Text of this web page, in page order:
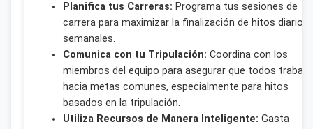
Planifica tus Carreras: Programa tus sesiones de
carrera para maximizar la finalización de hitos diarios
semanales.
Comunica con tu Tripulación: Coordina con los
miembros del equipo para asegurar que todos
hacia metas comunes, especialmente para hitos
basados en la tripulación.
Utiliza Recursos de Manera Inteligente: Gasta